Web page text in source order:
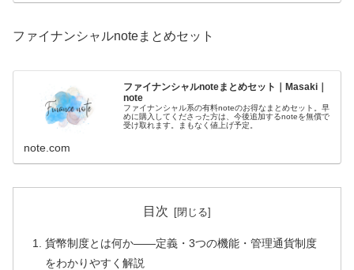
ファイナンシャルnoteまとめセット
ファイナンシャルnoteまとめセット｜Masaki｜
note
ファイナンシャル系の有料noteのお得なまとめセット。早
めに購入してくださった方は、今後追加するnoteを無償で
受け取れます。まもなく値上げ予定。
note.com
目次
貨幣制度とは何か——定義・3つの機能・管理通貨制度
をわかりやすく解説